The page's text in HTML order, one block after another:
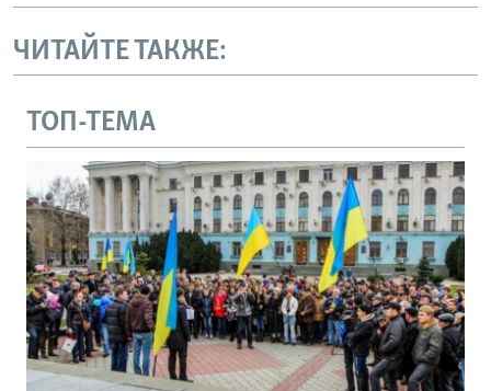
ЧИТАЙТЕ ТАКЖЕ:
ТОП-ТЕМА